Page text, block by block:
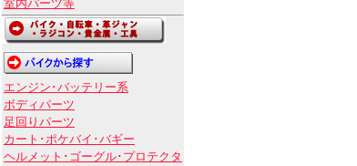
室内パーツ等
エンジン･バッテリー系
ボディパーツ
足回りパーツ
カート･ポケバイ･バギー
ヘルメット･ゴーグル･プロテクタ